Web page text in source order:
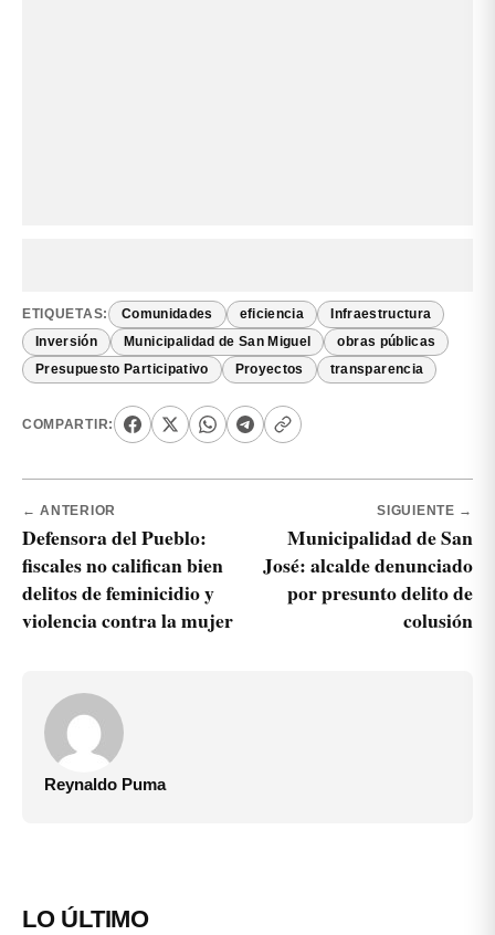
ETIQUETAS: Comunidades eficiencia Infraestructura
Inversión Municipalidad de San Miguel obras públicas
Presupuesto Participativo Proyectos transparencia
COMPARTIR:
← ANTERIOR
Defensora del Pueblo:
fiscales no califican bien
delitos de feminicidio y
violencia contra la mujer
SIGUIENTE →
Municipalidad de San
José: alcalde denunciado
por presunto delito de
colusión
Reynaldo Puma
LO ÚLTIMO